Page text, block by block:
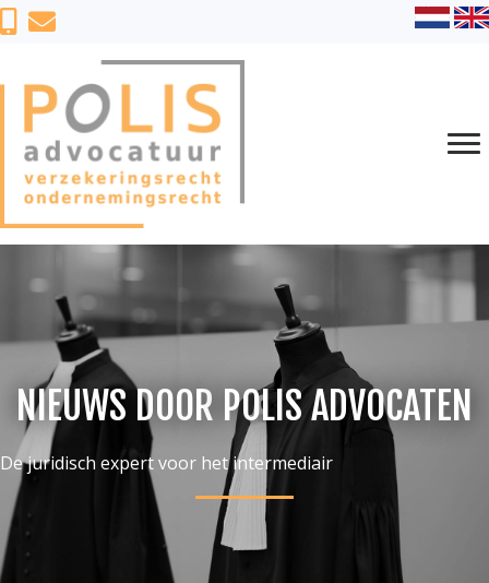
NIEUWS DOOR POLIS ADVOCATEN
De juridisch expert voor het intermediair